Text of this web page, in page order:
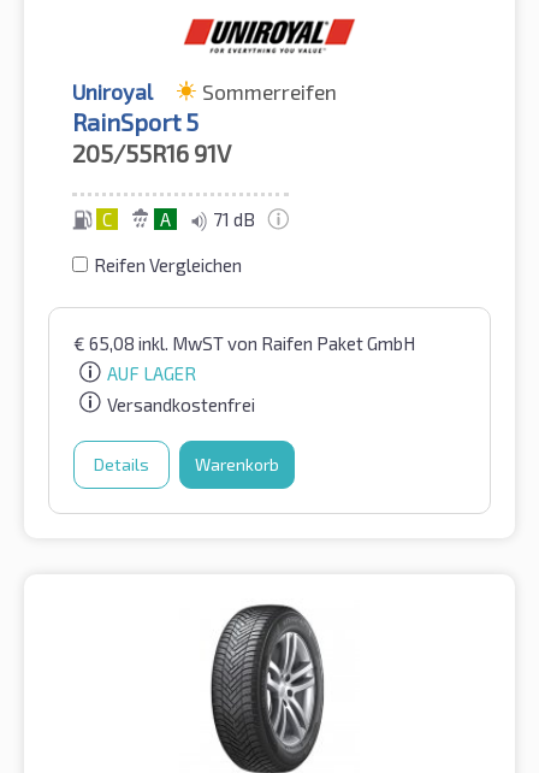
Uniroyal Sommerreifen
RainSport 5
205/55R16 91V
C A 71 dB
Reifen Vergleichen
€ 65,08 inkl. MwSTvon Raifen Paket GmbH
AUF LAGER
Versandkostenfrei
Details Warenkorb